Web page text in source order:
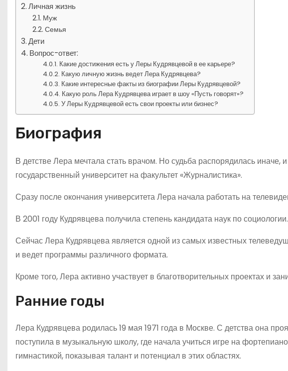
Личная жизнь
Муж
Семья
Дети
Вопрос-ответ:
Какие достижения есть у Леры Кудрявцевой в ее карьере?
Какую личную жизнь ведет Лера Кудрявцева?
Какие интересные факты из биографии Леры Кудрявцевой?
Какую роль Лера Кудрявцева играет в шоу «Пусть говорят»?
У Леры Кудрявцевой есть свои проекты или бизнес?
Биография
В детстве Лера мечтала стать врачом. Но судьба распорядилась
государственный университет на факультет «Журналистика».
Сразу после окончания университета Лера начала работать на
В 2001 году Кудрявцева получила степень кандидата наук по социологии.
Сейчас Лера Кудрявцева является одной из самых известных
и ведет программы различного формата.
Кроме того, Лера активно участвует в благотворительных проектах и
Ранние годы
Лера Кудрявцева родилась 19 мая 1971 года в Москве. С детства она
поступила в музыкальную школу, где начала учиться игре на
гимнастикой, показывая талант и потенциал в этих областях.